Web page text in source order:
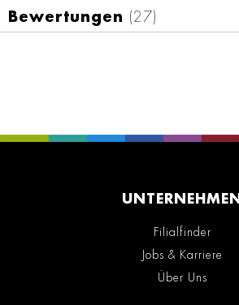
Bewertungen 27
UNTERNEHMEN
Filialfinder
Jobs & Karriere
Über Uns